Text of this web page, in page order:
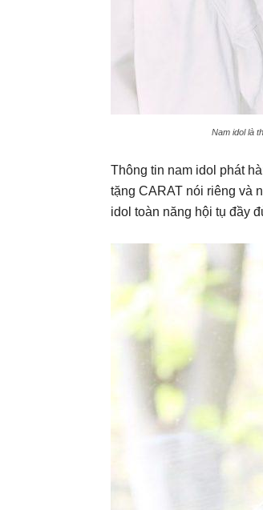
Nam idol là
Thông tin nam idol phát
tặng CARAT nói riêng và
idol toàn năng hội tụ đầy